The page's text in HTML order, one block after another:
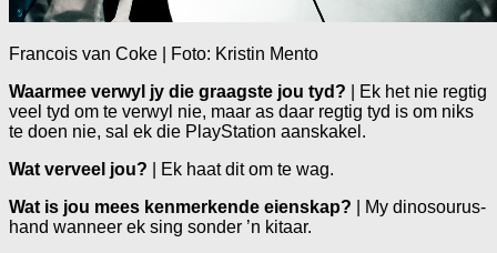
Francois van Coke | Foto: Kristin Mento
Waarmee verwyl jy die graagste jou tyd? | Ek het nie regtig
veel tyd om te verwyl nie, maar as daar regtig tyd is om niks
te doen nie, sal ek die PlayStation aanskakel.
Wat verveel jou? | Ek haat dit om te wag.
Wat is jou mees kenmerkende eienskap? | My dinosourus-
hand wanneer ek sing sonder ’n kitaar.